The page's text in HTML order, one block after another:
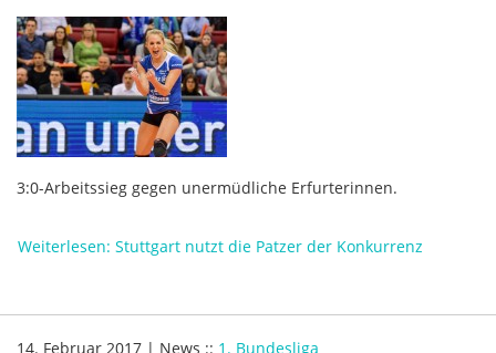
3:0-Arbeitssieg gegen unermüdliche Erfurterinnen.
Weiterlesen: Stuttgart nutzt die Patzer der Konkurrenz
14. Februar 2017 | News :: 1. Bundesliga